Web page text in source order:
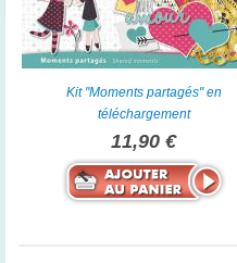
Kit "Moments partagés" en
téléchargement
11,90 €